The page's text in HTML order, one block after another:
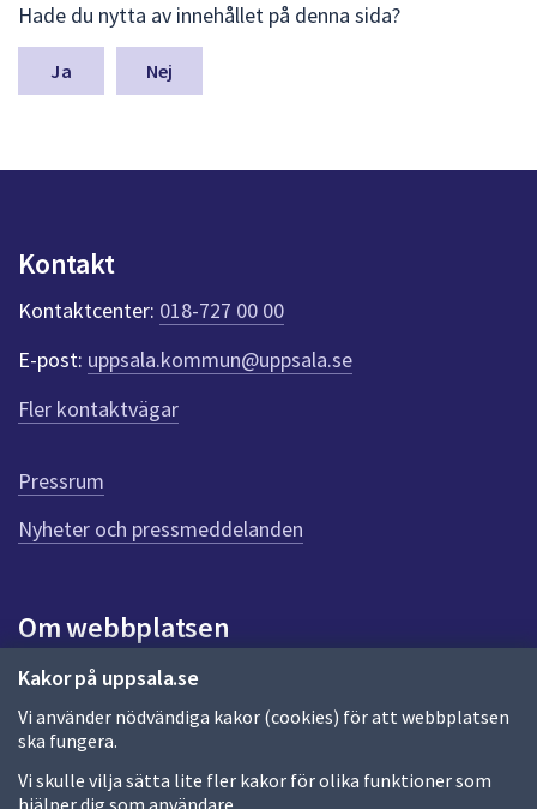
Kakor på uppsala.se
Vi använder nödvändiga kakor (cookies) för att webbplatsen
ska fungera.
Vi skulle vilja sätta lite fler kakor för olika funktioner som
hjälper dig som användare.
ä
m
a
n
k
t
e
r
f
ö
r
e
n
n
a
d
a
Hade du nytta av innehållet på denna sida?
Nej
Kontakt
Kontaktcenter: 018-727 00 00
E-post: uppsala.kommun@uppsala.se
Fler kontaktvägar
Pressrum
Nyheter och pressmeddelanden
Om webbplatsen
Om webbplatsen
Allmänna handlingar och diarium
Behandling av personuppgifter